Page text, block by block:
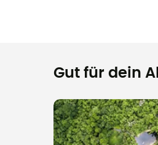
Gut für dein